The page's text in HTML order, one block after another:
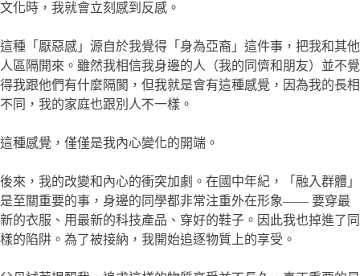
文化時，我就會立刻感到反感。
這種「厭惡感」源自於我覺得「身為亞裔」這件事，把我和其他
人區隔開來。雖然我相信我身邊的人（我的同儕和朋友）並不覺
得我跟他們有什麼隔閡，但我就是會有這種感覺，因為我的長相
不同，我的家庭也跟別人不一樣。
這種感覺，僅僅是我內心變化的開端。
後來，我的改變和內心的衝突加劇。在國中年紀，「融入群體」
是至關重要的事，身邊的同學都非常注重外在形象—— 要穿最
新的衣服、用最新的科技產品、穿好的鞋子。因此我也掉進了同
樣的陷阱。為了被接納，我開始追逐物質上的享受。